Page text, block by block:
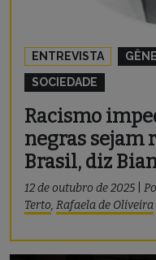
ENTREVISTA
SOCIEDADE
Racismo
negras sejam
Brasil, diz
12 de outubro de 2025
Terto, Rafaela de Oliveira